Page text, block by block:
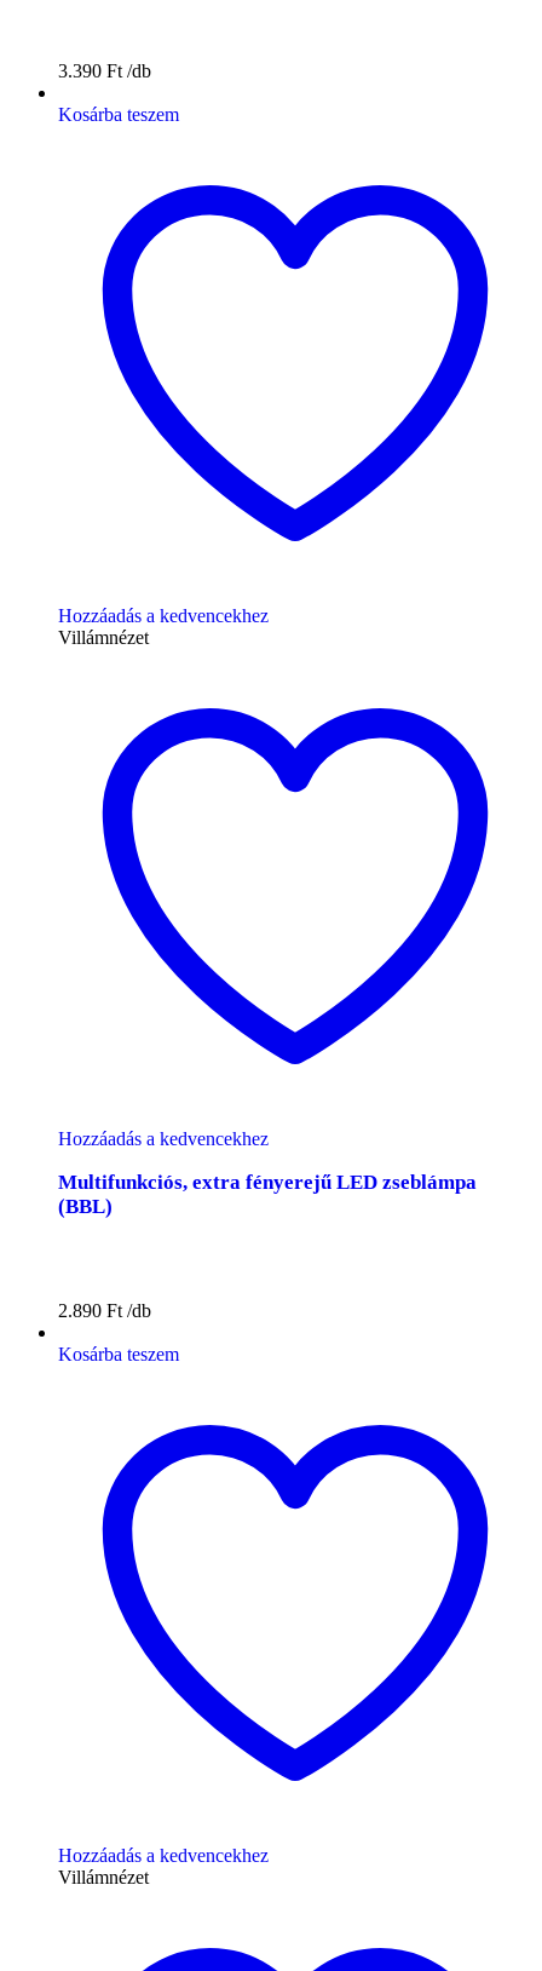
3.390 Ft
Kosárba teszem
Hozzáadás a kedvencekhez
Villámnézet
Hozzáadás a kedvencekhez
Multifunkciós, extra fényerejű LED zseblámpa
(BBL)
2.890 Ft
Kosárba teszem
Hozzáadás a kedvencekhez
Villámnézet